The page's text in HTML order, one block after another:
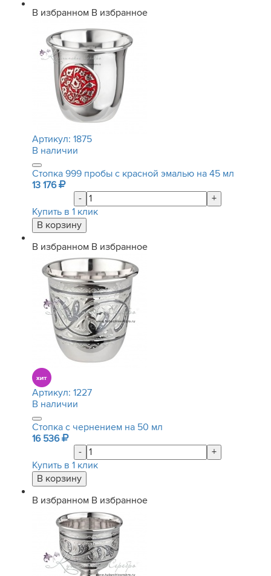
В избранном В избранное
Артикул: 1875
В наличии
Стопка 999 пробы с красной эмалью на 45 мл
13 176
-
+
Купить в 1 клик
В избранном В избранное
Артикул: 1227
В наличии
Стопка с чернением на 50 мл
16 536
-
+
Купить в 1 клик
В избранном В избранное